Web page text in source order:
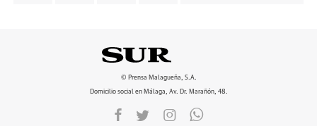
© Prensa Malagueña, S.A.
Domicilio social en Málaga, Av. Dr. Marañón, 48.